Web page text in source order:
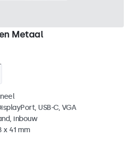
Metaal
USB-C, VGA
inbouw
x 41 mm